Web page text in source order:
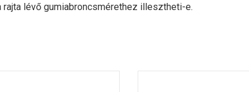
lévő gumiabroncsmérethez illesztheti-e.